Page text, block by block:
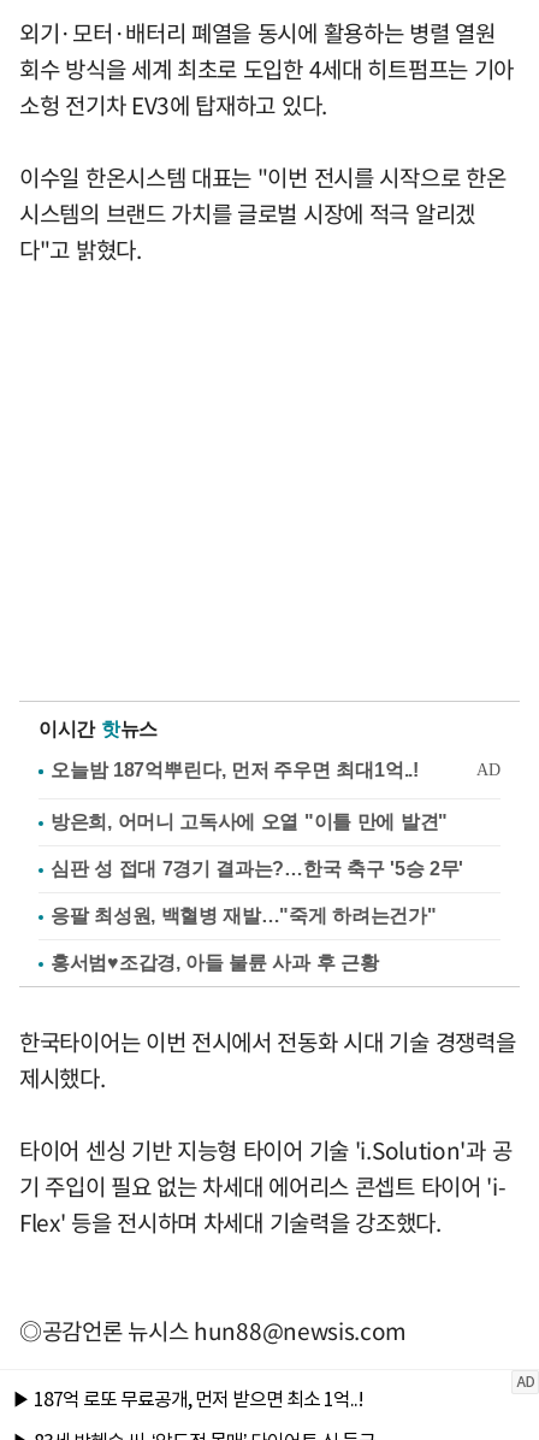
외기·모터·배터리 폐열을 동시에 활용하는 병렬 열원
회수 방식을 세계 최초로 도입한 4세대 히트펌프는 기아
소헝 전기차 EV3에 탑재하고 있다.
이수일 한온시스템 대표는 "이번 전시를 시작으로 한온
시스템의 브랜드 가치를 글로벌 시장에 적극 알리겠
다"고 밝혔다.
이시간 핫뉴스
방은희, 어머니 고독사에 오열 "이틀 만에 발견"
심판 성 접대 7경기 결과는?…한국 축구 '5승 2무'
응팔 최성원, 백혈병 재발…"죽게 하려는건가"
홍서범♥조갑경, 아들 불륜 사과 후 근황
한국타이어는 이번 전시에서 전동화 시대 기술 경쟁력을
제시했다.
타이어 센싱 기반 지능형 타이어 기술 'i.Solution'과 공
기 주입이 필요 없는 차세대 에어리스 콘셉트 타이어 'i-
Flex' 등을 전시하며 차세대 기술력을 강조했다.
◎공감언론 뉴시스hun88@newsis.com